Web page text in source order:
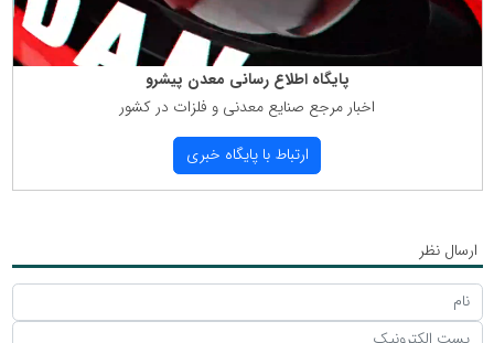
پایگاه اطلاع رسانی معدن پیشرو
اخبار مرجع صنایع معدنی و فلزات در كشور
ارتباط با پایگاه خبری
ارسال نظر